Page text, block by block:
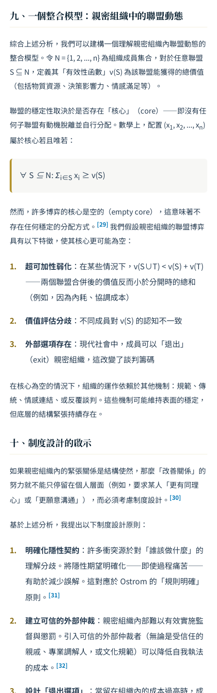
九、一個整合模型：親密組織中的聯盟動態
綜合上述分析，我們可以建構一個理解親密組織內聯盟動態的
整合模型。令 N = {1, 2, ..., n} 為組織成員集合，對於任意聯盟
S ⊆ N，定義其「有效性函數」v(S) 為該聯盟能獲得的總價值
（包括物質資源、決策影響力、情感滿足等）。
聯盟的穩定性取決於是否存在「核心」（core）——即沒有任
何子聯盟有動機脫離並自行分配。數學上，配置 (x1, x2, ..., xn)
屬於核心若且唯若：
∀ S ⊆ N: Σi∈S xi ≥ v(S)
然而，許多博弈的核心是空的（empty core），這意味著不
存在任何穩定的分配方式。 [29] 我們假設親密組織的聯盟博弈
具有以下特徵，使其核心更可能為空：
超可加性弱化 ：在某些情況下，v(S∪T) < v(S) + v(T)
——兩個聯盟合併後的價值反而小於分開時的總和
（例如，因為內耗、協調成本）
價值評估分歧 ：不同成員對 v(S) 的認知不一致
外部選項存在 ：現代社會中，成員可以「退出」
（exit）親密組織，這改變了談判籌碼
在核心為空的情況下，組織的運作依賴於其他機制：規範、傳
統、情感連結、或反覆談判。這些機制可能維持表面的穩定，
但底層的結構緊張持續存在。
十、制度設計的啟示
如果親密組織內的緊張關係是結構使然，那麼「改善關係」的
努力就不能只停留在個人層面（例如，要求某人「更有同理
心」或「更願意溝通」），而必須考慮制度設計。 [30]
基於上述分析，我提出以下制度設計原則：
明確化隱性契約 ：許多衝突源於對「誰該做什麼」的
理解分歧。將隱性期望明確化——即使過程痛苦——
有助於減少誤解。這對應於 Ostrom 的「規則明確」
原則。 [31]
建立可信的外部仲裁 ：親密組織內部難以有效實施監
督與懲罰。引入可信的外部仲裁者（無論是受信任的
親戚、專業調解人，或文化規範）可以降低自我執法
的成本。 [32]